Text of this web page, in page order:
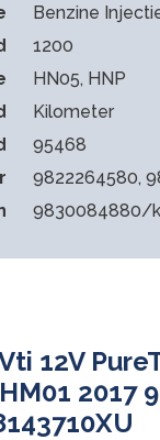
Benzine
1200
HN05, HNP
Kilometer
95468
9822264580,
9830084880/
12V
2017